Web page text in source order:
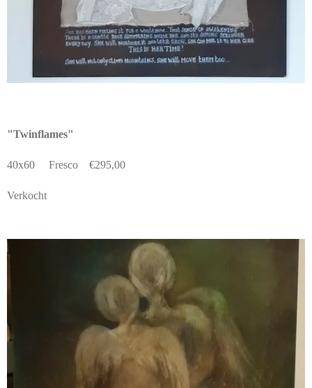
"Twinflames"
40x60 Fresco €295,00
Verkocht